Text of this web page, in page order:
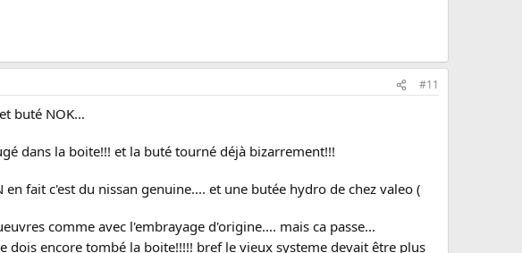
#11
buté NOK...
dans la boite!!! et la buté tourné déjà bizarrement!!!
fait c'est du nissan genuine.... et une butée hydro de chez valeo (
comme avec l'embrayage d'origine.... mais ca passe...
dois encore tombé la boite!!!!! bref le vieux systeme devait être plus